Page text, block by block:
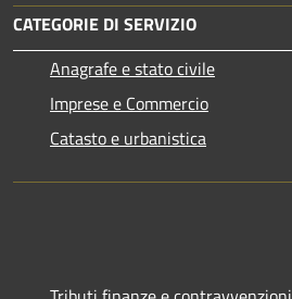
CATEGORIE DI SERVIZIO
Anagrafe e stato civile
Imprese e Commercio
Catasto e urbanistica